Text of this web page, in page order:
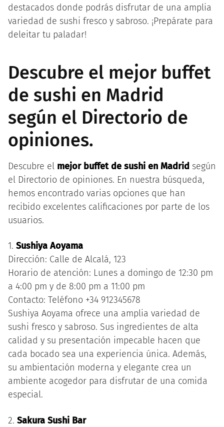
destacados donde podrás disfrutar de una amplia
variedad de sushi fresco y sabroso. ¡Prepárate para
deleitar tu paladar!
Descubre el mejor buffet
de sushi en Madrid
según el Directorio de
opiniones.
Descubre el mejor buffet de sushi en Madrid según
el Directorio de opiniones. En nuestra búsqueda,
hemos encontrado varias opciones que han
recibido excelentes calificaciones por parte de los
usuarios.
1. Sushiya Aoyama
Dirección: Calle de Alcalá, 123
Horario de atención: Lunes a domingo de 12:30 pm
a 4:00 pm y de 8:00 pm a 11:00 pm
Contacto: Teléfono +34 912345678
Sushiya Aoyama ofrece una amplia variedad de
sushi fresco y sabroso. Sus ingredientes de alta
calidad y su presentación impecable hacen que
cada bocado sea una experiencia única. Además,
su ambientación moderna y elegante crea un
ambiente acogedor para disfrutar de una comida
especial.
2. Sakura Sushi Bar